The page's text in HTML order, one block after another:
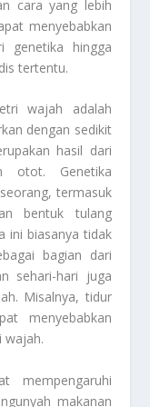
cara yang lebih
menyebabkan
genetika hingga
tertentu.
wajah adalah
dengan sedikit
hasil dari
otot. Genetika
termasuk
bentuk tulang
ini biasanya tidak
bagian dari
sehari-hari juga
Misalnya, tidur
menyebabkan
wajah.
mempengaruhi
makanan